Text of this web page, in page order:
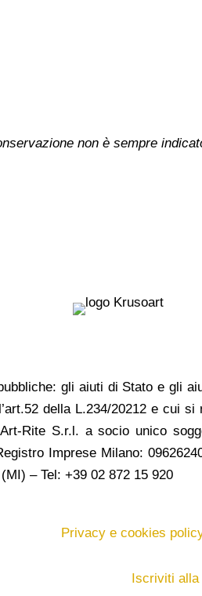
non è sempre
gli aiuti di Stato e gli
della L.234/20212 e cui
Rite S.r.l. a socio unico
Imprese Milano:
– Tel: +39 02 872 15 920
Privacy e cookies
Iscriviti alla